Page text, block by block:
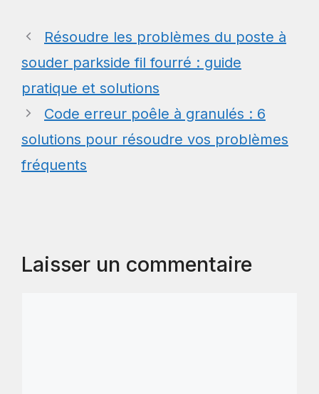
Résoudre les problèmes du poste à
souder parkside fil fourré : guide
pratique et solutions
Code erreur poêle à granulés : 6
solutions pour résoudre vos problèmes
fréquents
Laisser un commentaire